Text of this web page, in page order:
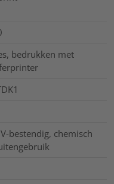
bedrukken met
bestendig, chemisch